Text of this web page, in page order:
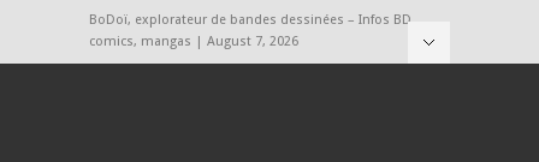
BoDoï, explorateur de bandes dessinées – Infos BD,
comics, mangas | August 7, 2026